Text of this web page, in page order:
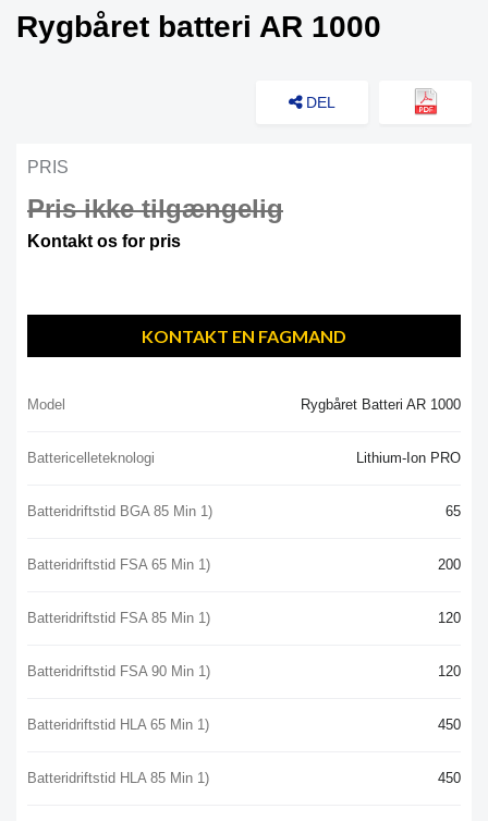
Rygbåret batteri AR 1000
DEL
PRIS
Pris ikke tilgængelig
Kontakt os for pris
KONTAKT EN FAGMAND
Model Rygbåret Batteri AR 1000
Battericelleteknologi Lithium-Ion PRO
Batteridriftstid BGA 85 Min 1) 65
Batteridriftstid FSA 65 Min 1) 200
Batteridriftstid FSA 85 Min 1) 120
Batteridriftstid FSA 90 Min 1) 120
Batteridriftstid HLA 65 Min 1) 450
Batteridriftstid HLA 85 Min 1) 450